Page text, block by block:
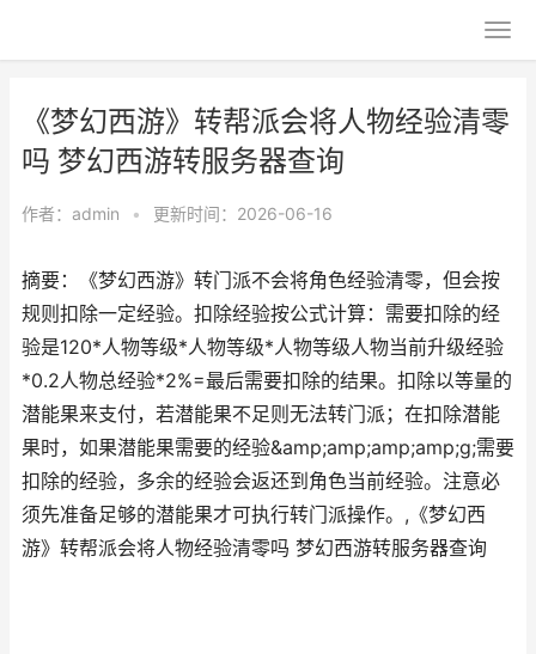
《梦幻西游》转帮派会将人物经验清零
吗 梦幻西游转服务器查询
作者： admin • 更新时间：2026-06-16
摘要：《梦幻西游》转门派不会将角色经验清零，但会按
规则扣除一定经验。扣除经验按公式计算：需要扣除的经
验是120*人物等级*人物等级*人物等级人物当前升级经验
*0.2人物总经验*2%=最后需要扣除的结果。扣除以等量的
潜能果来支付，若潜能果不足则无法转门派；在扣除潜能
果时，如果潜能果需要的经验&amp;amp;amp;amp;g;需要
扣除的经验，多余的经验会返还到角色当前经验。注意必
须先准备足够的潜能果才可执行转门派操作。,《梦幻西
游》转帮派会将人物经验清零吗 梦幻西游转服务器查询